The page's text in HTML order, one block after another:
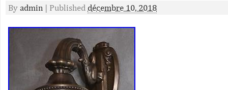
By admin | Published décembre 10, 2018